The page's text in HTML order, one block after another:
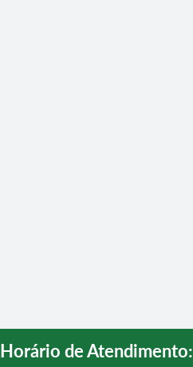
Horário de Atendimento: